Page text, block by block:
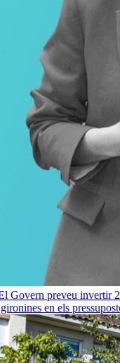
Govern preveu invertir
en els